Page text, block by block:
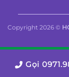
Copyright 2026 ©
Gọi